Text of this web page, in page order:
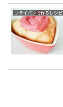
フライパンで作るレシピ